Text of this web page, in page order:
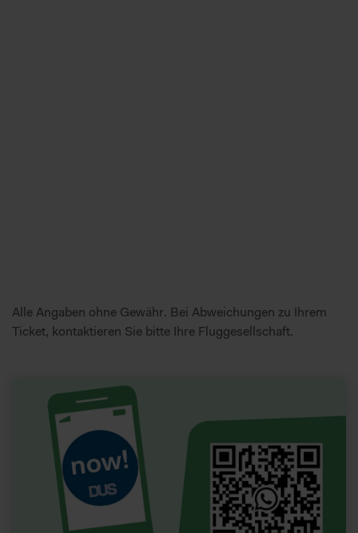
Alle Angaben ohne Gewähr. Bei Abweichungen zu Ihrem
Ticket, kontaktieren Sie bitte Ihre Fluggesellschaft.